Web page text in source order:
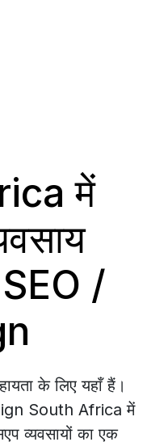
में
/
के लिए यहाँ हैं।
South Africa में
व्यवसायों का एक